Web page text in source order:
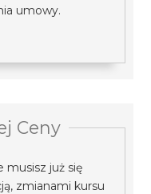
umowy.
Ceny
musisz już się
zmianami kursu